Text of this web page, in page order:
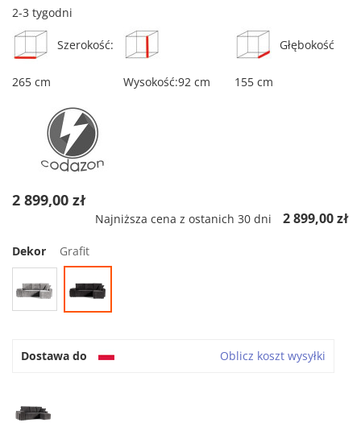
2-3 tygodni
Szerokość:
265 cm Wysokość:92 cm
Głębokość
155 cm
2 899,00 zł
Najniższa cena z ostanich 30 dni 2 899,00 zł
Dekor Grafit
Dostawa do Oblicz koszt wysyłki